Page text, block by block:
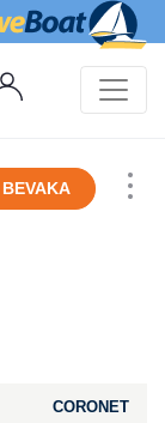
BEVAKA
CORONET